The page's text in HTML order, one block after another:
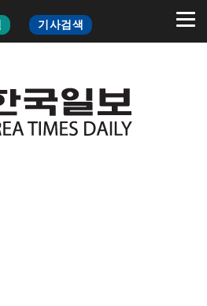
기사검색